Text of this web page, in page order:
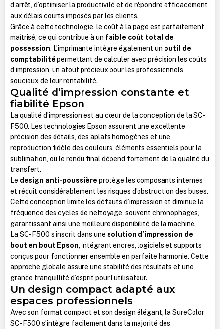
d’arrêt, d’optimiser la productivité et de répondre efficacement
aux délais courts imposés par les clients.
Grâce à cette technologie, le coût à la page est parfaitement
maîtrisé, ce qui contribue à un faible coût total de
possession. L’imprimante intègre également un outil de
comptabilité permettant de calculer avec précision les coûts
d’impression, un atout précieux pour les professionnels
soucieux de leur rentabilité.
Qualité d’impression constante et
fiabilité Epson
La qualité d’impression est au cœur de la conception de la SC-
F500. Les technologies Epson assurent une excellente
précision des détails, des aplats homogènes et une
reproduction fidèle des couleurs, éléments essentiels pour la
sublimation, où le rendu final dépend fortement de la qualité du
transfert.
Le design anti-poussière protège les composants internes
et réduit considérablement les risques d’obstruction des buses.
Cette conception limite les défauts d’impression et diminue la
fréquence des cycles de nettoyage, souvent chronophages,
garantissant ainsi une meilleure disponibilité de la machine.
La SC-F500 s’inscrit dans une solution d’impression de
bout en bout Epson, intégrant encres, logiciels et supports
conçus pour fonctionner ensemble en parfaite harmonie. Cette
approche globale assure une stabilité des résultats et une
grande tranquillité d’esprit pour l’utilisateur.
Un design compact adapté aux
espaces professionnels
Avec son format compact et son design élégant, la SureColor
SC-F500 s’intègre facilement dans la majorité des